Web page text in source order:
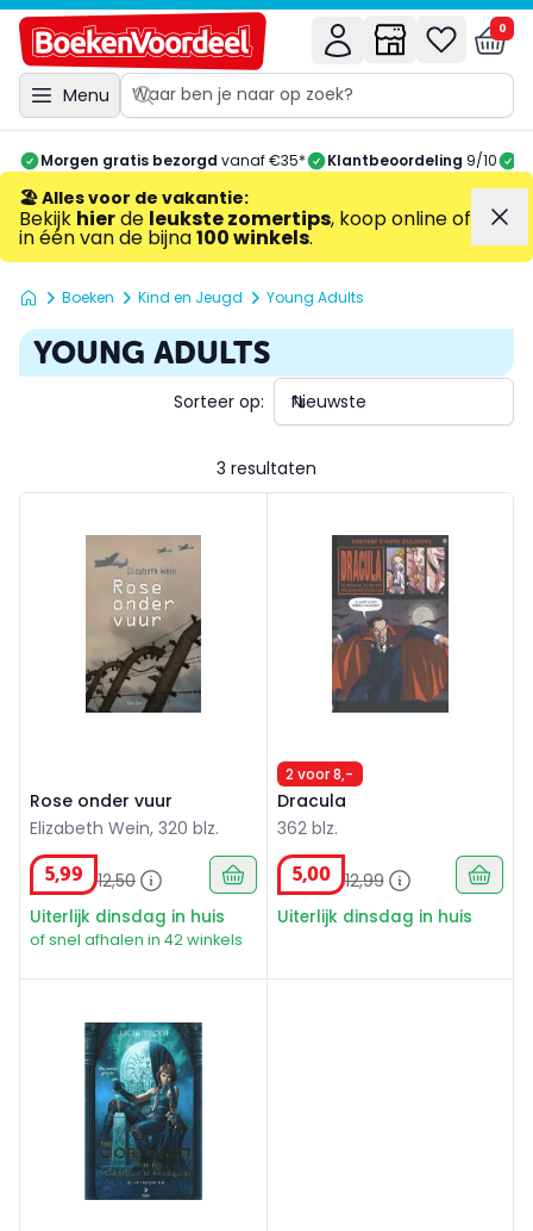
Menu
0
Morgen gratis bezorgd vanaf €35* Klantbeoordeling 9/10
🏖️ Alles voor de vakantie:
Bekijk hierde leukste zomertips, koop online of
in één van de bijna100 winkels.
Boeken Kind en Jeugd Young Adults
YOUNG ADULTS
3 resultaten
Sorteer op:
Rose onder vuur
Elizabeth Wein, 320 blz.
5,99 12,50
Uiterlijk dinsdag in huis
of snel afhalen in 42 winkels
2 voor 8,-
Dracula
362 blz.
5,00 12,99
Uiterlijk dinsdag in huis